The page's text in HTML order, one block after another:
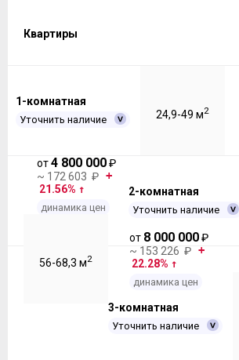
Квартиры
1-комнатная
Уточнить наличие 24,9-49 м2
от4 800 000₽
~ 172 603 ₽
21.56%
динамика цен
2-комнатная
Уточнить наличие
56-68,3 м2
от 8 000 000₽
~ 153 226 ₽
22.28%
динамика цен
3-комнатная
Уточнить наличие